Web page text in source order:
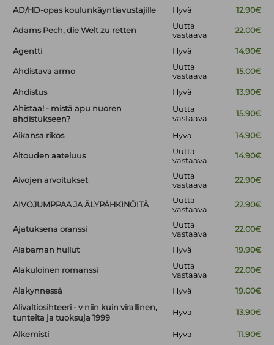
AD/HD-opas koulunkäyntiavustajille Hyvä 12.90€
Adams Pech, die Welt zu retten
Uutta
vastaava
22.00€
Agentti Hyvä 14.90€
Ahdistava armo
Uutta
vastaava
15.00€
Ahdistus Hyvä
13.90€
Ahistaa! - mistä apu nuoren
ahdistukseen?
Uutta
vastaava
15.90€
Aikansa rikos Hyvä 14.90€
Aitouden aateluus
Uutta
vastaava
14.90€
Aivojen arvoitukset
Uutta
vastaava
22.90€
AIVOJUMPPAA JA ÄLYPÄHKINÖITÄ
Uutta
vastaava
22.90€
Ajatuksena oranssi
Uutta
vastaava
22.00€
Alabaman hullut Hyvä 19.90€
Alakuloinen romanssi
Uutta
vastaava
22.00€
Alakynnessä Hyvä
19.00€
Alivaltiosihteeri - v niin kuin virallinen,
tunteita ja tuoksuja 1999
Hyvä 13.90€
Alkemisti Hyvä 11.90€